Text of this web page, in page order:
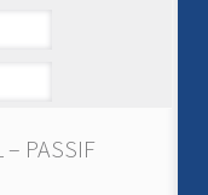
– PASSIF